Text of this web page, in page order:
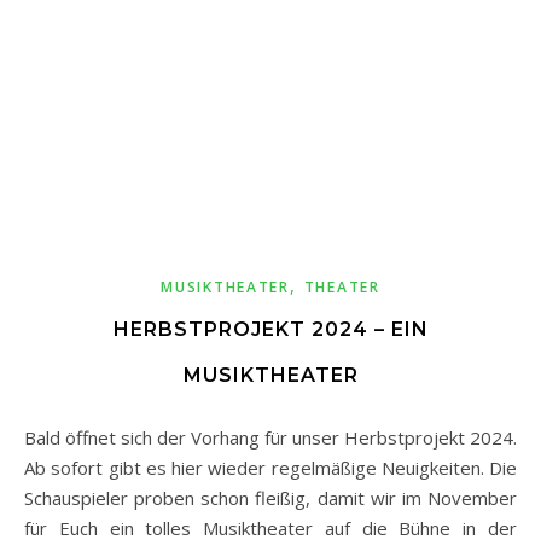
MUSIKTHEATER, THEATER
HERBSTPROJEKT 2024 – EIN
MUSIKTHEATER
Bald öffnet sich der Vorhang für unser Herbstprojekt 2024.
Ab sofort gibt es hier wieder regelmäßige Neuigkeiten. Die
Schauspieler proben schon fleißig, damit wir im November
für Euch ein tolles Musiktheater auf die Bühne in der